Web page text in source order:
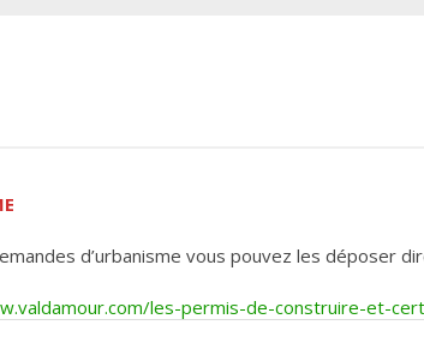
d’urbanisme vous pouvez les déposer
les-permis-de-construire-et-